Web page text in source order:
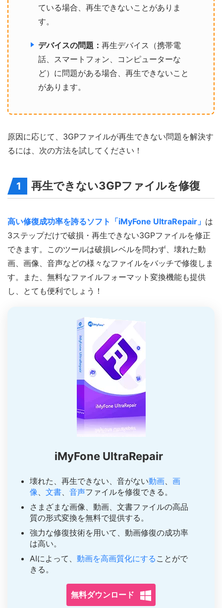
ている場合、再生できないことがありま
す。
デバイスの問題： 再生デバイス（携帯電
話、スマートフォン、コンピューターな
ど）に問題がある場合、再生できないこと
があります。
原因に応じて、3GPファイルが再生できない問題を解決す
るには、次の方法を試してください！
1 再生できない3GPファイルを修復
高い修復成功率を誇るソフト「iMyFone UltraRepair」 は
3ステップだけで破損・再生できない3GPファイルを修正
できます。このツールは破損レベルを問わず、壊れた動
画、画像、音声などの様々なファイルをバッチで修復しま
す。また、無料なファイルフォーマット変換機能も提供
し、とても便利でしょう！
iMyFone UltraRepair
壊れた、再生できない、音がない動画、 画
像、 文書、 音声ファイルを修復できる。
さまざまな画像、動画、文書ファイルの高品
質の形式変換を無料で提供する。
強力な修復技術を用いて、動画修復の成功率
は高い。
AIによって、 動画を高画質化にする ことがで
きる。
無料ダウンロード